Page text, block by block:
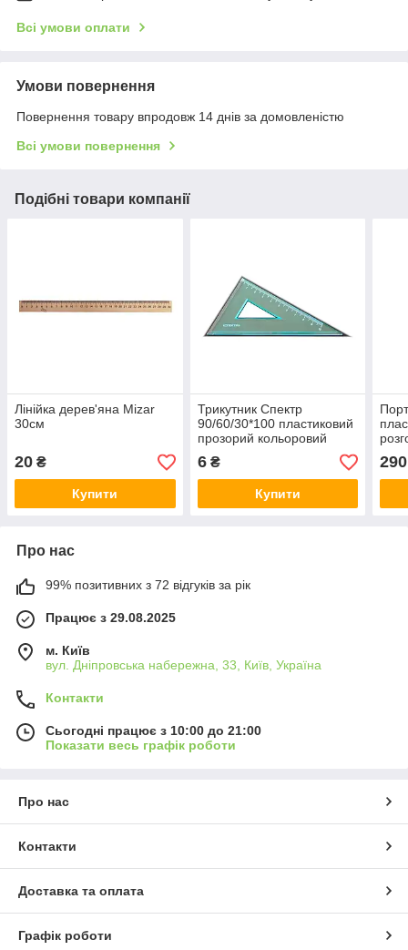
Всі умови оплати
Умови повернення
Повернення товару впродовж 14 днів за домовленістю
Всі умови повернення
Подібні товари компанії
Лінійка дерев'яна Mizar
30см
20 ₴
Купити
Трикутник Спектр
90/60/30*100 пластиковий
прозорий кольоровий
6₴
Купити
290
Про нас
99% позитивних з 72 відгуків за рік
Працює з 29.08.2025
м. Київ
вул. Дніпровська набережна, 33, Київ, Україна
Контакти
Сьогодні працює з 10:00 до 21:00
Показати весь графік роботи
Про нас
Контакти
Доставка та оплата
Графік роботи